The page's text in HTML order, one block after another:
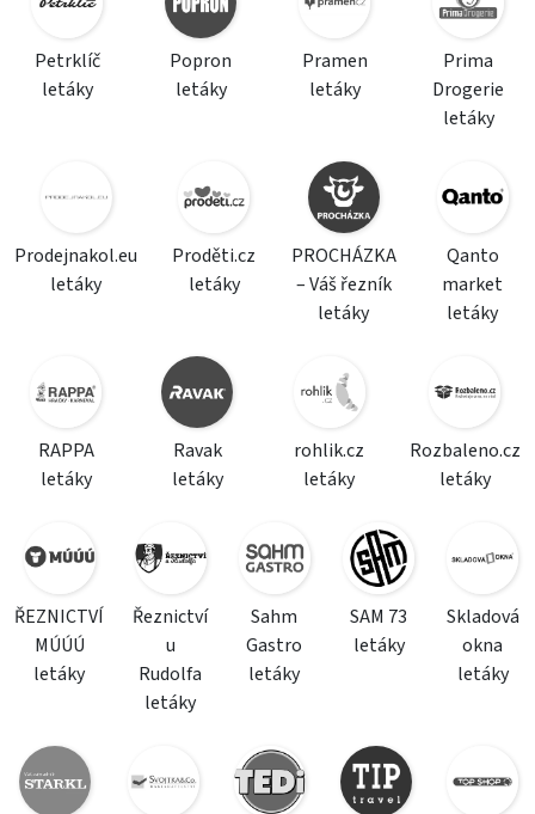
Petrklíč
letáky
Popron
letáky
Pramen
letáky
Prima
Drogerie
letáky
Prodejnakol.eu
letáky
Proděti.cz
letáky
PROCHÁZKA
– Váš řezník
letáky
Qanto
market
letáky
RAPPA
letáky
Ravak
letáky
rohlik.cz
letáky
Rozbaleno.cz
letáky
ŘEZNICTVÍ
MÚÚÚ
letáky
Řeznictví
u
Rudolfa
letáky
Sahm
Gastro
letáky
SAM 73
letáky
Skladová
okna
letáky